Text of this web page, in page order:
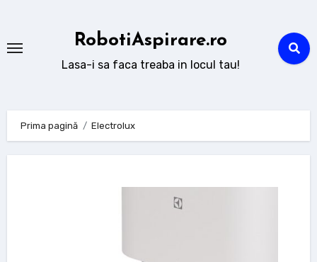
conținut
RobotiAspirare.ro
Lasa-i sa faca treaba in locul tau!
Prima pagină Electrolux